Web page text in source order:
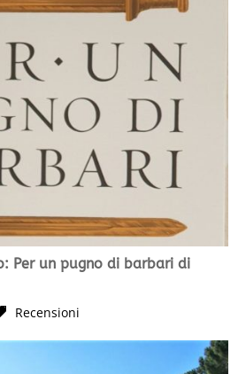
Per un pugno di barbari di
Recensioni